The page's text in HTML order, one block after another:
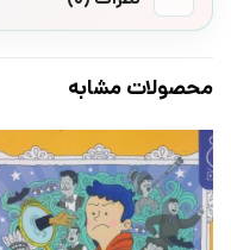
محصولات مشابه